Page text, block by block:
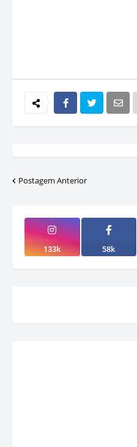
Postagem Anterior
133k 58k